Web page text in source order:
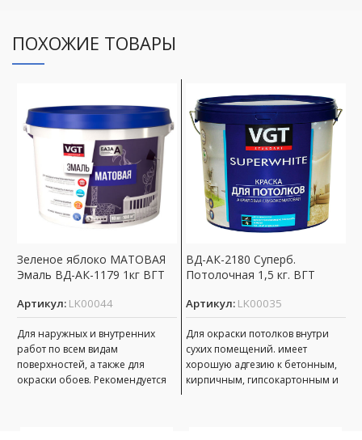
ПОХОЖИЕ ТОВАРЫ
Зеленое яблоко МАТОВАЯ
Эмаль ВД-АК-1179 1кг ВГТ
Артикул: LK00044
Для наружных и внутренних
работ по всем видам
поверхностей, а также для
окраски обоев. Рекомендуется
ВД-АК-2180 Суперб.
Потолочная 1,5 кг. ВГТ
Артикул: LK00035
Для окраски потолков внутри
сухих помещений. имеет
хорошую адгезию к бетонным,
кирпичным, гипсокартонным и